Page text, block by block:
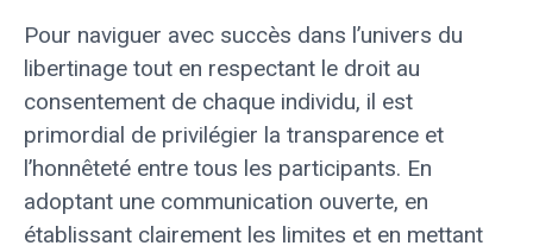
Pour naviguer avec succès dans l’univers du
libertinage tout en respectant le droit au
consentement de chaque individu, il est
primordial de privilégier la transparence et
l’honnêteté entre tous les participants. En
adoptant une communication ouverte, en
établissant clairement les limites et en mettant